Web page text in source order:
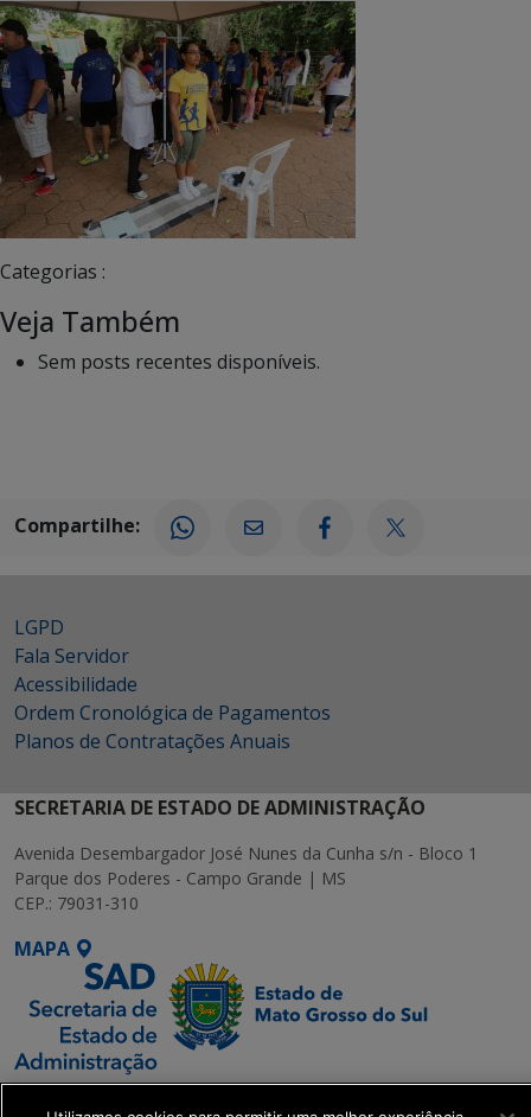
Categorias :
Veja Também
Sem posts recentes disponíveis.
Compartilhe:
LGPD
Fala Servidor
Acessibilidade
Ordem Cronológica de Pagamentos
Planos de Contratações Anuais
SECRETARIA DE ESTADO DE ADMINISTRAÇÃO
Avenida Desembargador José Nunes da Cunha s/n - Bloco 1
Parque dos Poderes - Campo Grande | MS
CEP.: 79031-310
MAPA